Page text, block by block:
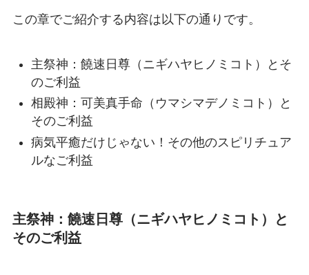
この章でご紹介する内容は以下の通りです。
主祭神：饒速日尊（ニギハヤヒノミコト）とそ
のご利益
相殿神：可美真手命（ウマシマデノミコト）と
そのご利益
病気平癒だけじゃない！その他のスピリチュア
ルなご利益
主祭神：饒速日尊（ニギハヤヒノミコト）と
そのご利益